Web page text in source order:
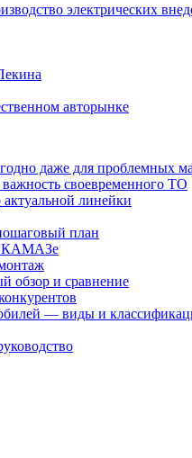
электрических
авторынке
даже для проблемных
своевременного ТО
линейки
план
КАМАЗе
обзор и сравнение
— виды и